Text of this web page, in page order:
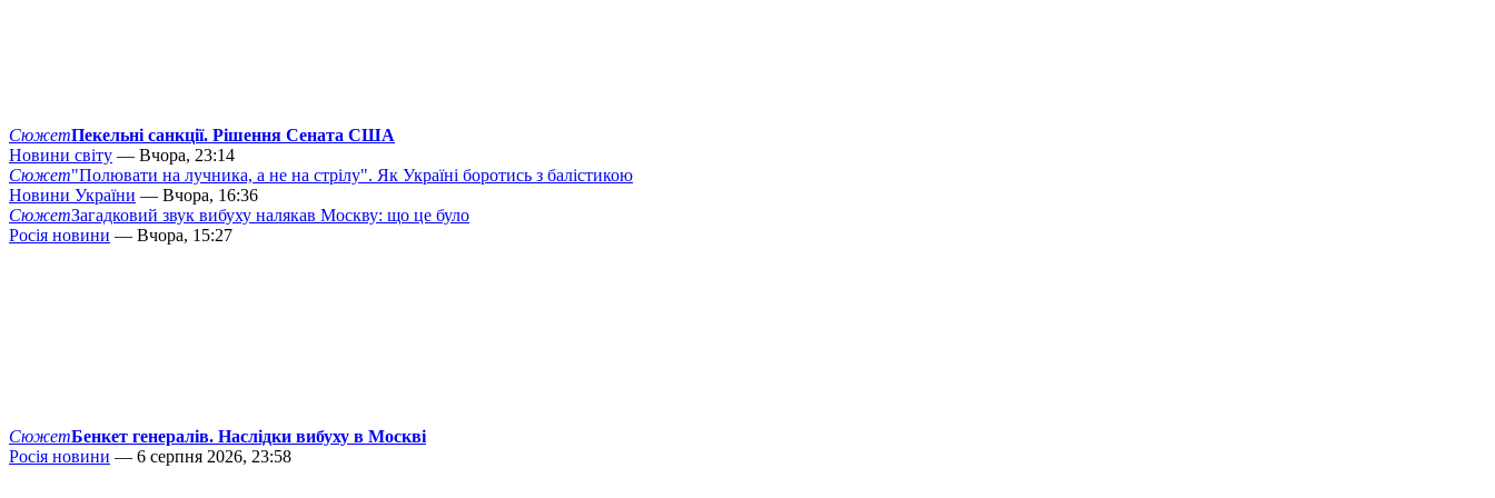
СюжетПекельні санкції. Рішення Сената США
Новини світу — Вчора, 23:14
Сюжет"Полювати на лучника, а не на стрілу". Як Україні боротись з балістикою
Новини України — Вчора, 16:36
СюжетЗагадковий звук вибуху налякав Москву: що це було
Росія новини — Вчора, 15:27
СюжетБенкет генералів. Наслідки вибуху в Москві
Росія новини — 6 серпня 2026, 23:58